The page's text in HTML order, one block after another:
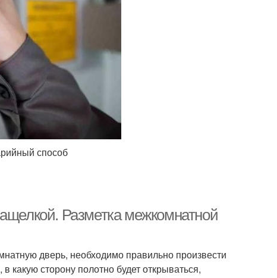
способ
Разметка межкомнатной
дверь, необходимо правильно произвести
какую сторону полотно будет открываться,